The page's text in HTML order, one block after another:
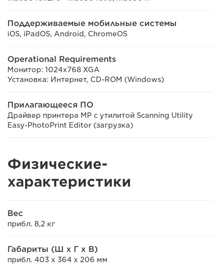
Поддерживаемые мобильные системы
iOS, iPadOS, Android, ChromeOS
Operational Requirements
Монитор: 1024x768 XGA
Установка: Интернет, CD-ROM (Windows)
Прилагающееся ПО
Драйвер принтера MP с утилитой Scanning Utility
Easy-PhotoPrint Editor (загрузка)
Физические-
характеристики
Вес
прибл. 8,2 кг
Габариты (Ш x Г x В)
прибл. 403 x 364 x 206 мм